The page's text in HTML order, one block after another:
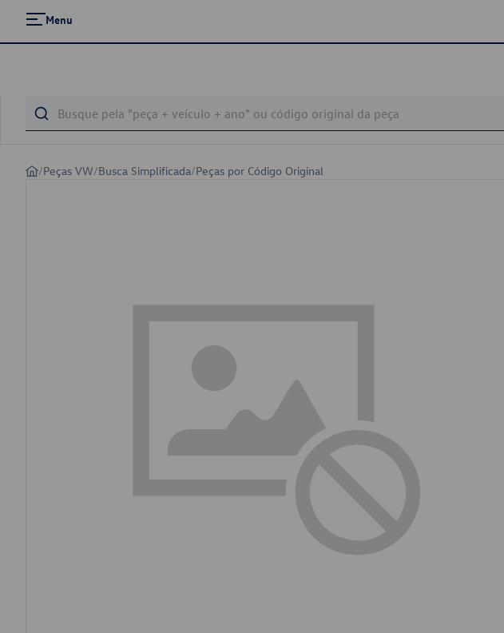
Menu
/Peças VW/Busca Simplificada/Peças por Código Original